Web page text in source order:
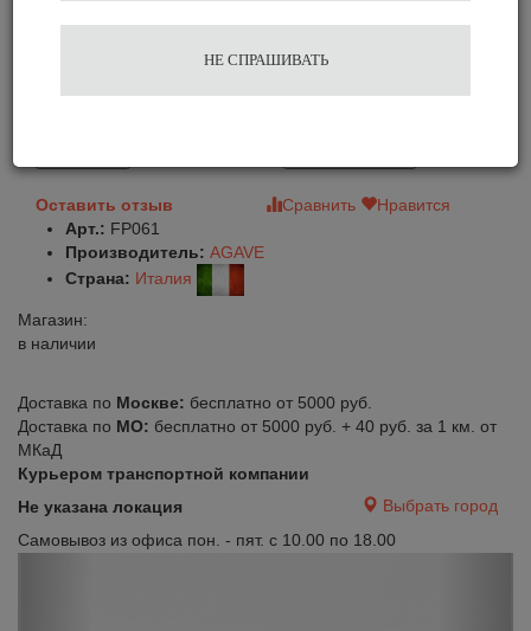
Питчер с делениями Agave
Оставить отзыв Сравнить
Нравится
Арт.: FP061
Производитель: AGAVE
Страна: Италия
Магазин:
в наличии
Доставка по Москве: бесплатно от 5000 руб.
Доставка по МО: бесплатно от 5000 руб. + 40 руб. за 1 км. от
МКаД
Курьером транспортной компании
Не указана локация
Выбрать город
Самовывоз из офиса пон. - пят. с 10.00 по 18.00
НЕ СПРАШИВАТЬ